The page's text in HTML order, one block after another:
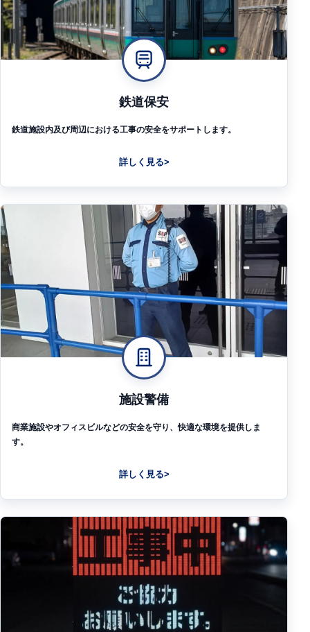
鉄道保安
鉄道施設内及び周辺における工事の安全をサポートします。
詳しく見る
施設警備
商業施設やオフィスビルなどの安全を守り、快適な環境を提供しま
す。
詳しく見る